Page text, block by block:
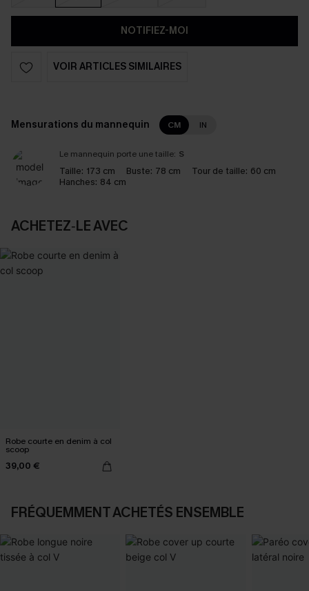
NOTIFIEZ-MOI
VOIR ARTICLES SIMILAIRES
Mensurations du mannequin CM IN
Le mannequin porte une taille: S
Taille: 173 cm Buste: 78 cm Tour de taille: 60 cm
Hanches: 84 cm
ACHETEZ‑LE AVEC
Robe courte en denim à col
scoop
39,00 €
FRÉQUEMMENT ACHETÉS ENSEMBLE